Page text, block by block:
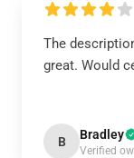
The
great. Would
B Bradley
Verified